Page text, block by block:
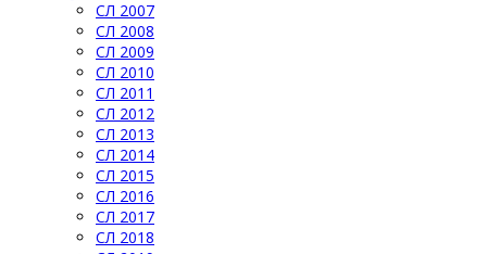
СЛ 2007
СЛ 2008
СЛ 2009
СЛ 2010
СЛ 2011
СЛ 2012
СЛ 2013
СЛ 2014
СЛ 2015
СЛ 2016
СЛ 2017
СЛ 2018